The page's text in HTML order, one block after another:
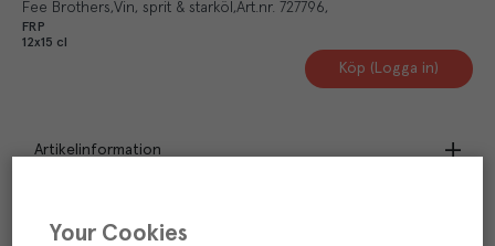
Fee Brothers Vin, sprit & starköl Art.nr. 727796
FRP
12x15 cl
Köp (Logga in)
Artikelinformation
Your Cookies